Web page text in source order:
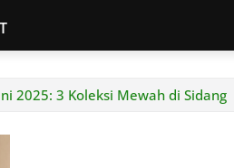
2025: 3 Koleksi Mewah di Sidang